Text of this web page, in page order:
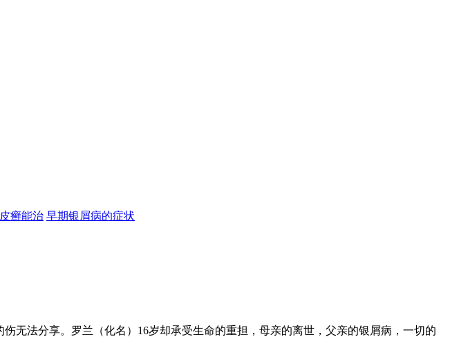
癣能治 早期银屑病的症状
无法分享。罗兰（化名）16岁却承受生命的重担，母亲的离世，父亲的银屑病，一切的